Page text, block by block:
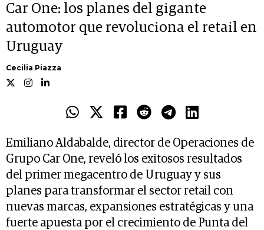
Car One: los planes del gigante
automotor que revoluciona el retail en
Uruguay
Cecilia Piazza
Emiliano Aldabalde, director de Operaciones de
Grupo Car One, reveló los exitosos resultados
del primer megacentro de Uruguay y sus
planes para transformar el sector retail con
nuevas marcas, expansiones estratégicas y una
fuerte apuesta por el crecimiento de Punta del